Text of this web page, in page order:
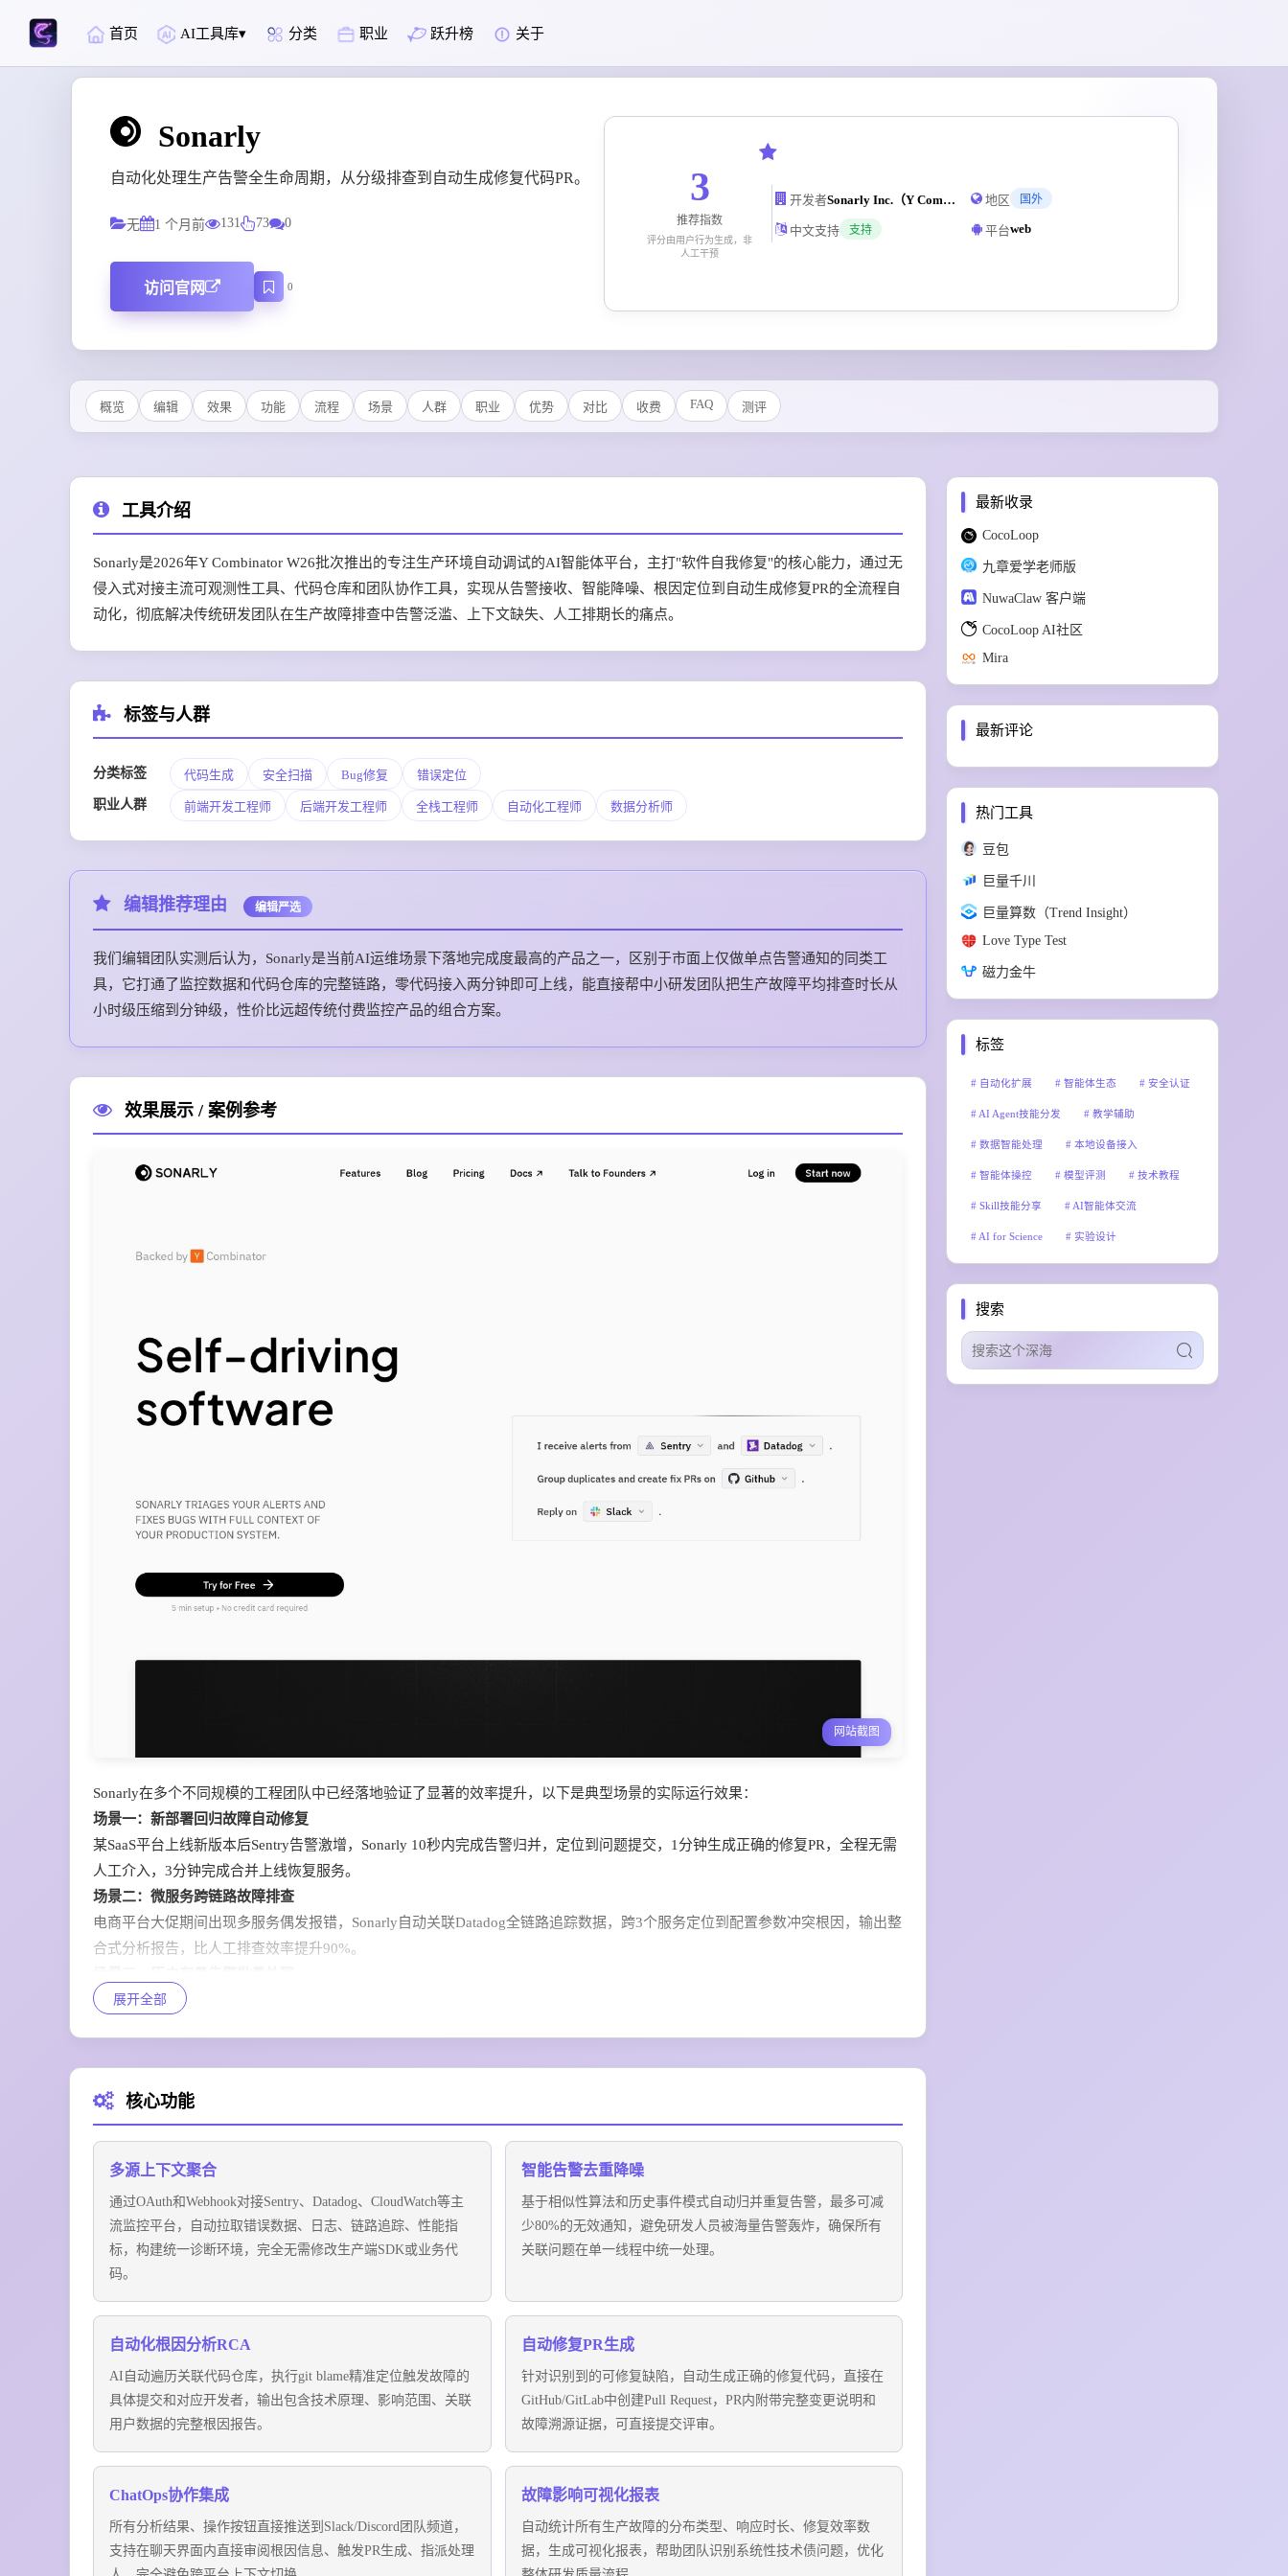
首页 AI工具库 分类 职业 跃升榜 关于
Sonarly
自动化处理生产告警全生命周期，从分级排查到自动生成修复代码PR。
无 1 个月前 131 73 0
访问官网 0
3
推荐指数
评分由用户行为生成，非
人工干预
开发者 Sonarly Inc.（Y Combinator W26孵化企业） 地区 国外
中文支持 支持 平台web
概览 编辑 效果 功能 流程 场景 人群 职业 优势 对比 收费 FAQ 测评
工具介绍
Sonarly是2026年Y Combinator W26批次推出的专注生产环境自动调试的AI智能体平台，主打"软件自我修复"的核心能力，通过无
侵入式对接主流可观测性工具、代码仓库和团队协作工具，实现从告警接收、智能降噪、根因定位到自动生成修复PR的全流程自
动化，彻底解决传统研发团队在生产故障排查中告警泛滥、上下文缺失、人工排期长的痛点。
标签与人群
分类标签 代码生成 安全扫描 Bug修复 错误定位
职业人群 前端开发工程师 后端开发工程师 全栈工程师 自动化工程师 数据分析师
编辑推荐理由 编辑严选
我们编辑团队实测后认为，Sonarly是当前AI运维场景下落地完成度最高的产品之一，区别于市面上仅做单点告警通知的同类工
具，它打通了监控数据和代码仓库的完整链路，零代码接入两分钟即可上线，能直接帮中小研发团队把生产故障平均排查时长从
小时级压缩到分钟级，性价比远超传统付费监控产品的组合方案。
效果展示 / 案例参考
网站截图
Sonarly在多个不同规模的工程团队中已经落地验证了显著的效率提升，以下是典型场景的实际运行效果：
场景一：新部署回归故障自动修复
某SaaS平台上线新版本后Sentry告警激增，Sonarly 10秒内完成告警归并，定位到问题提交，1分钟生成正确的修复PR，全程无需
人工介入，3分钟完成合并上线恢复服务。
场景二：微服务跨链路故障排查
电商平台大促期间出现多服务偶发报错，Sonarly自动关联Datadog全链路追踪数据，跨3个服务定位到配置参数冲突根因，输出整
合式分析报告，比人工排查效率提升90%。
研发团队积压了超过200条未处理的历史告警，Sonarly批量完成告警分级去重，自动生成37个高优先级问题的修复方案，节省工
人，全程无需跳转到多个不同平台。
展开全部
核心功能
多源上下文聚合
通过OAuth和Webhook对接Sentry、Datadog、CloudWatch等主
流监控平台，自动拉取错误数据、日志、链路追踪、性能指
标，构建统一诊断环境，完全无需修改生产端SDK或业务代
码。
智能告警去重降噪
基于相似性算法和历史事件模式自动归并重复告警，最多可减
少80%的无效通知，避免研发人员被海量告警轰炸，确保所有
关联问题在单一线程中统一处理。
自动化根因分析RCA
AI自动遍历关联代码仓库，执行git blame精准定位触发故障的
具体提交和对应开发者，输出包含技术原理、影响范围、关联
用户数据的完整根因报告。
自动修复PR生成
针对识别到的可修复缺陷，自动生成正确的修复代码，直接在
GitHub/GitLab中创建Pull Request，PR内附带完整变更说明和
故障溯源证据，可直接提交评审。
ChatOps协作集成
所有分析结果、操作按钮直接推送到Slack/Discord团队频道，
支持在聊天界面内直接审阅根因信息、触发PR生成、指派处理
故障影响可视化报表
自动统计所有生产故障的分布类型、响应时长、修复效率数
据，生成可视化报表，帮助团队识别系统性技术债问题，优化
最新收录
CocoLoop
九章爱学老师版
NuwaClaw 客户端
CocoLoop AI社区
Mira
最新评论
热门工具
豆包
巨量千川
巨量算数（Trend Insight）
Love Type Test
磁力金牛
标签
自动化扩展 智能体生态 安全认证
AI Agent技能分发 教学辅助
数据智能处理 本地设备接入
智能体操控 模型评测 技术教程
Skill技能分享 AI智能体交流
AI for Science 实验设计
智能体技能管理
搜索